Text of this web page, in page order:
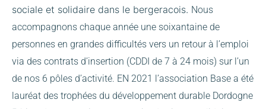
sociale et solidaire dans le bergeracois. Nous
accompagnons chaque année une soixantaine de
personnes en grandes difficultés vers un retour à l’emploi
via des contrats d’insertion (CDDI de 7 à 24 mois) sur l’un
de nos 6 pôles d’activité. EN 2021 l’association Base a été
lauréat des trophées du développement durable Dordogne